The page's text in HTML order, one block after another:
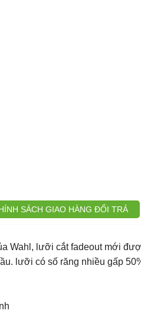
SÁCH GIAO HÀNG ĐỔI TRẢ
Wahl, lưỡi cắt fadeout mới
lưỡi có số răng nhiều gấp